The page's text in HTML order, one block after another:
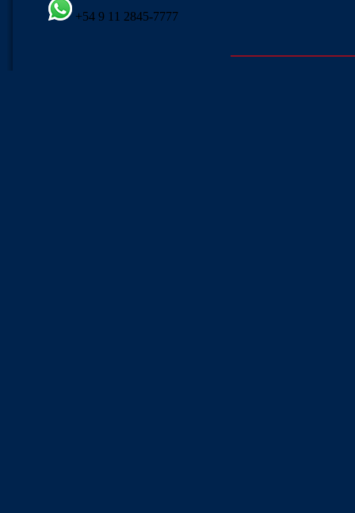
+54 9 11 2845-7777